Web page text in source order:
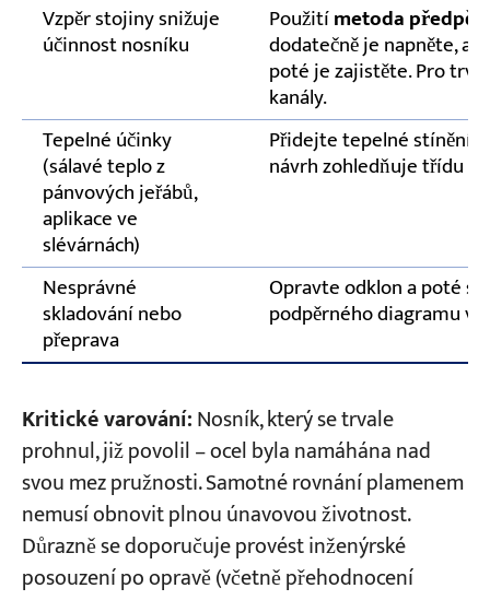
Vzpěr stojiny snižuje
účinnost nosníku
Použitímetoda
dodatečně je napněte,
poté je zajistěte. Pro
kanály.
Tepelné účinky
(sálavé teplo z
pánvových jeřábů,
aplikace ve
slévárnách)
Přidejte tepelné stínění;
návrh zohledňuje třídu
Nesprávné
skladování nebo
přeprava
Opravte odklon a poté
podpěrného diagramu
Kritické varování:Nosník, který se trvale
prohnul, již povolil – ocel byla namáhána nad
svou mez pružnosti. Samotné rovnání plamenem
nemusí obnovit plnou únavovou životnost.
Důrazně se doporučuje provést inženýrské
posouzení po opravě (včetně přehodnocení